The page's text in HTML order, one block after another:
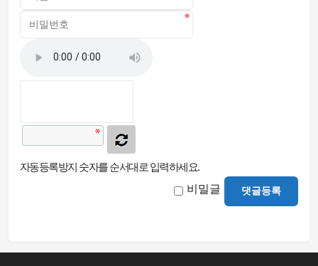
자동등록방지 숫자를 순서대로 입력하세요.
비밀글 댓글등록